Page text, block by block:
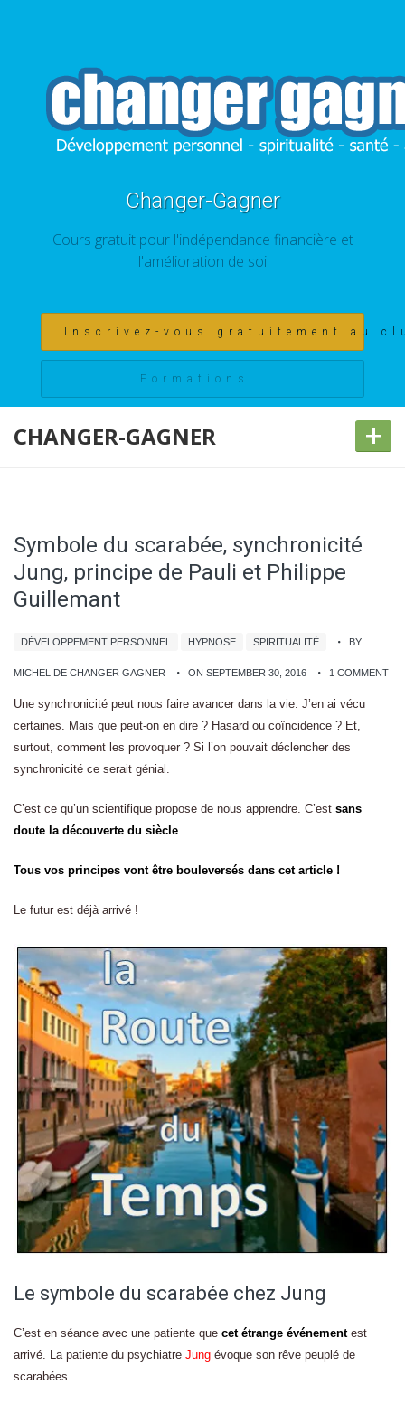
Changer-Gagner
Cours gratuit pour l'indépendance financière et
l'amélioration de soi
Inscrivez-vous gratuitement au
Formations !
CHANGER-GAGNER +
Symbole du scarabée, synchronicité
Jung, principe de Pauli et Philippe
Guillemant
DÉVELOPPEMENT PERSONNEL HYPNOSE SPIRITUALITÉ BY
MICHEL DE CHANGER GAGNER ON SEPTEMBER 30, 2016 1 COMMENT
Une synchronicité peut nous faire avancer dans la vie. J’en ai vécu
certaines. Mais que peut-on en dire ? Hasard ou coïncidence ? Et,
surtout, comment les provoquer ? Si l’on pouvait déclencher des
synchronicité ce serait génial.
C’est ce qu’un scientifique propose de nous apprendre. C’est sans
doute la découverte du siècle.
Tous vos principes vont être bouleversés dans cet article !
Le futur est déjà arrivé !
Le symbole du scarabée chez Jung
C’est en séance avec une patiente que cet étrange événementest
arrivé. La patiente du psychiatre Jung évoque son rêve peuplé de
scarabées.